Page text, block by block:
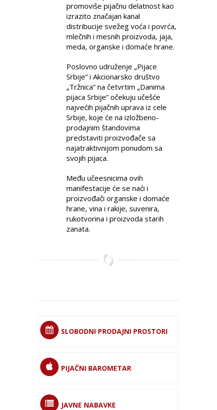
promoviše pijačnu delatnost kao
izrazito značajan kanal
distribucije svežeg voća i povrća,
mlečnih i mesnih proizvoda, jaja,
meda, organske i domaće hrane.
Poslovno udruženje „Pijace
Srbije“ i Akcionarsko društvo
„Tržnica“ na četvrtim „Danima
pijaca Srbije” očekuju učešće
najvećih pijačnih uprava iz cele
Srbije, koje će na izložbeno-
prodajnim štandovima
predstaviti proizvođače sa
najatraktivnijom ponudom sa
svojih pijaca.
Među učeesnicima ovih
manifestacije će se naći i
proizvođači organske i domaće
hrane, vina i rakije, suvenira,
rukotvorina i proizvoda starih
zanata.
SLOBODNI PRODAJNI PROSTORI
PIJAČNI BAROMETAR
JAVNE NABAVKE